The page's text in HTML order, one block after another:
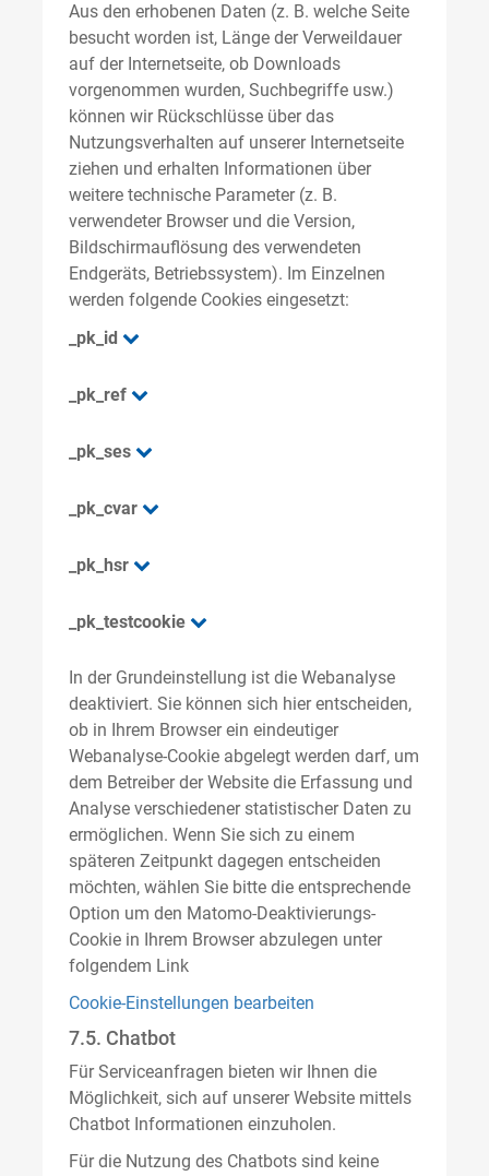
Aus den erhobenen Daten (z. B. welche Seite
besucht worden ist, Länge der Verweildauer
auf der Internetseite, ob Downloads
vorgenommen wurden, Suchbegriffe usw.)
können wir Rückschlüsse über das
Nutzungsverhalten auf unserer Internetseite
ziehen und erhalten Informationen über
weitere technische Parameter (z. B.
verwendeter Browser und die Version,
Bildschirmauflösung des verwendeten
Endgeräts, Betriebssystem). Im Einzelnen
werden folgende Cookies eingesetzt:
_pk_id
_pk_ref
_pk_ses
_pk_cvar
_pk_hsr
_pk_testcookie
In der Grundeinstellung ist die Webanalyse
deaktiviert. Sie können sich hier entscheiden,
ob in Ihrem Browser ein eindeutiger
Webanalyse-Cookie abgelegt werden darf, um
dem Betreiber der Website die Erfassung und
Analyse verschiedener statistischer Daten zu
ermöglichen. Wenn Sie sich zu einem
späteren Zeitpunkt dagegen entscheiden
möchten, wählen Sie bitte die entsprechende
Option um den Matomo-Deaktivierungs-
Cookie in Ihrem Browser abzulegen unter
folgendem Link
Cookie-Einstellungen bearbeiten
7.5. Chatbot
Für Serviceanfragen bieten wir Ihnen die
Möglichkeit, sich auf unserer Website mittels
Chatbot Informationen einzuholen.
Für die Nutzung des Chatbots sind keine